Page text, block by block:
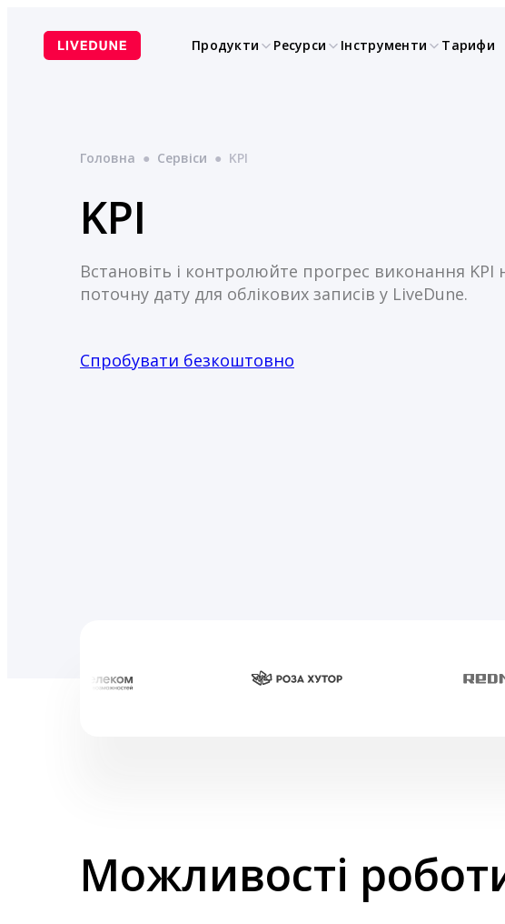
вмісту
Продукти Ресурси Інструменти Тарифи
Головна ● Сервіси ● KPI
KPI
Встановіть і контролюйте прогрес виконання KPI
поточну дату для облікових записів у LiveDune.
Спробувати безкоштовно
Можливості